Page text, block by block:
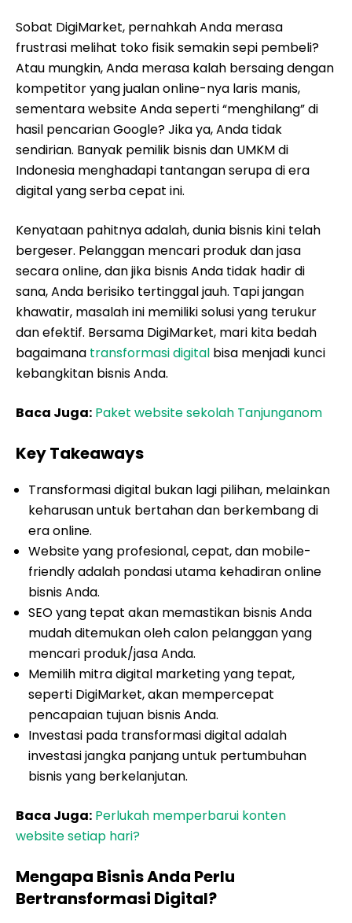
Sobat DigiMarket, pernahkah Anda merasa
frustrasi melihat toko fisik semakin sepi pembeli?
Atau mungkin, Anda merasa kalah bersaing dengan
kompetitor yang jualan online-nya laris manis,
sementara website Anda seperti “menghilang” di
hasil pencarian Google? Jika ya, Anda tidak
sendirian. Banyak pemilik bisnis dan UMKM di
Indonesia menghadapi tantangan serupa di era
digital yang serba cepat ini.
Kenyataan pahitnya adalah, dunia bisnis kini telah
bergeser. Pelanggan mencari produk dan jasa
secara online, dan jika bisnis Anda tidak hadir di
sana, Anda berisiko tertinggal jauh. Tapi jangan
khawatir, masalah ini memiliki solusi yang terukur
dan efektif. Bersama DigiMarket, mari kita bedah
bagaimana transformasi digital bisa menjadi kunci
kebangkitan bisnis Anda.
Baca Juga: Paket website sekolah Tanjunganom
Key Takeaways
Transformasi digital bukan lagi pilihan, melainkan
keharusan untuk bertahan dan berkembang di
era online.
Website yang profesional, cepat, dan mobile-
friendly adalah pondasi utama kehadiran online
bisnis Anda.
SEO yang tepat akan memastikan bisnis Anda
mudah ditemukan oleh calon pelanggan yang
mencari produk/jasa Anda.
Memilih mitra digital marketing yang tepat,
seperti DigiMarket, akan mempercepat
pencapaian tujuan bisnis Anda.
Investasi pada transformasi digital adalah
investasi jangka panjang untuk pertumbuhan
bisnis yang berkelanjutan.
Baca Juga: Perlukah memperbarui konten
website setiap hari?
Mengapa Bisnis Anda Perlu
Bertransformasi Digital?